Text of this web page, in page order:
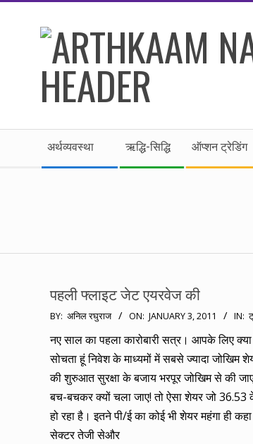
।।
अर्थकाम।।
FINANCIALLY
CLEVER!
Secondary
अर्थव्यवस्था ऋद्धि-सिद्धि ऑप्शन ट्रेडिंग
पहली फ्लाइट जेट एयरवेज की
2011-
03
BY: अनिल रघुराज ON: JANUARY 3, 2011 IN:
नए साल का पहला कारोबारी सत्र। आपके लिए
सोचता हूं निवेश के माध्यमों में सबसे ज्यादा जोखिम
की शुरुआत सुरक्षा के बजाय भरपूर जोखिम से की
बच-बचकर क्यों चला जाए! तो ऐसा शेयर जो 36.53
हो रहा है। इतने पी/ई का कोई भी शेयर महंगा ही
सेक्टर तेजी सेऔर